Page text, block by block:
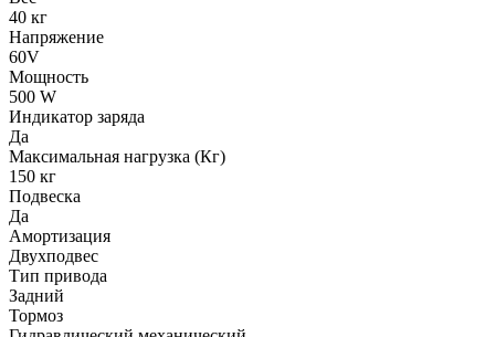
40 кг
Напряжение
60V
Мощность
500 W
Индикатор заряда
Да
Максимальная нагрузка (Кг)
150 кг
Подвеска
Да
Амортизация
Двухподвес
Тип привода
Задний
Тормоз